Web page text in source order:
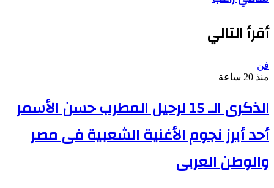
البريد
أقرأ التالي
فن
منذ 20 ساعة
الذكرى الـ 15 لرحيل المطرب حسن الأسمر
أحد أبرز نجوم الأغنية الشعبية فى مصر
والوطن العربى